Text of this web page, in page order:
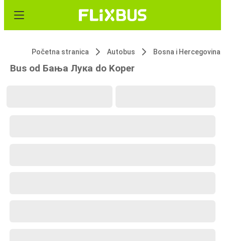
Početna stranica Autobus Bosna i Hercegovina
Bus od Бања Лука do Koper